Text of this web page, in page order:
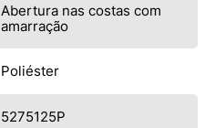
Abertura nas costas com
amarração
Poliéster
5275125P